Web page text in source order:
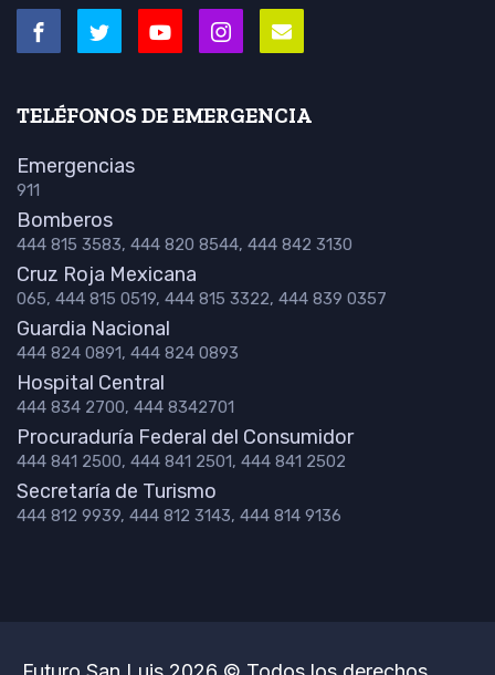
TELÉFONOS DE EMERGENCIA
Emergencias
911
Bomberos
444 815 3583, 444 820 8544, 444 842 3130
Cruz Roja Mexicana
065, 444 815 0519, 444 815 3322, 444 839 0357
Guardia Nacional
444 824 0891, 444 824 0893
Hospital Central
444 834 2700, 444 8342701
Procuraduría Federal del Consumidor
444 841 2500, 444 841 2501, 444 841 2502
Secretaría de Turismo
444 812 9939, 444 812 3143, 444 814 9136